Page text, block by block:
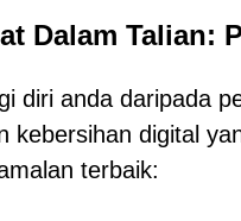
Dalam Talian:
diri anda daripada
kebersihan digital
terbaik: